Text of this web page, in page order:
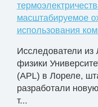
масштабируемое
использования
Исследователи из
физики
(APL) в Лореле,
разработали
т...